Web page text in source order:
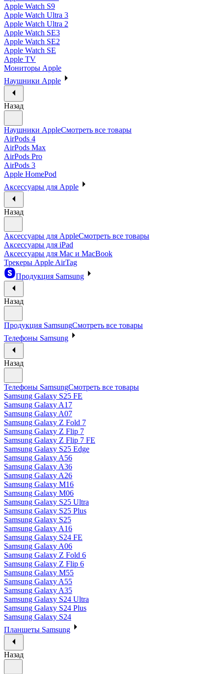
Apple Watch S9
Apple Watch Ultra 3
Apple Watch Ultra 2
Apple Watch SE3
Apple Watch SE2
Apple Watch SE
Apple TV
Мониторы Apple
Наушники Apple
Назад
Наушники AppleСмотреть все товары
AirPods 4
AirPods Max
AirPods Pro
AirPods 3
Apple HomePod
Аксессуары для Apple
Назад
Аксессуары для AppleСмотреть все товары
Аксессуары для iPad
Аксессуары для Mac и MacBook
Трекеры Apple AirTag
Продукция Samsung
Назад
Продукция SamsungСмотреть все товары
Телефоны Samsung
Назад
Телефоны SamsungСмотреть все товары
Samsung Galaxy S25 FE
Samsung Galaxy A17
Samsung Galaxy A07
Samsung Galaxy Z Fold 7
Samsung Galaxy Z Flip 7
Samsung Galaxy Z Flip 7 FE
Samsung Galaxy S25 Edge
Samsung Galaxy A56
Samsung Galaxy A36
Samsung Galaxy A26
Samsung Galaxy M16
Samsung Galaxy M06
Samsung Galaxy S25 Ultra
Samsung Galaxy S25 Plus
Samsung Galaxy S25
Samsung Galaxy A16
Samsung Galaxy S24 FE
Samsung Galaxy A06
Samsung Galaxy Z Fold 6
Samsung Galaxy Z Flip 6
Samsung Galaxy M55
Samsung Galaxy A55
Samsung Galaxy A35
Samsung Galaxy S24 Ultra
Samsung Galaxy S24 Plus
Samsung Galaxy S24
Планшеты Samsung
Назад